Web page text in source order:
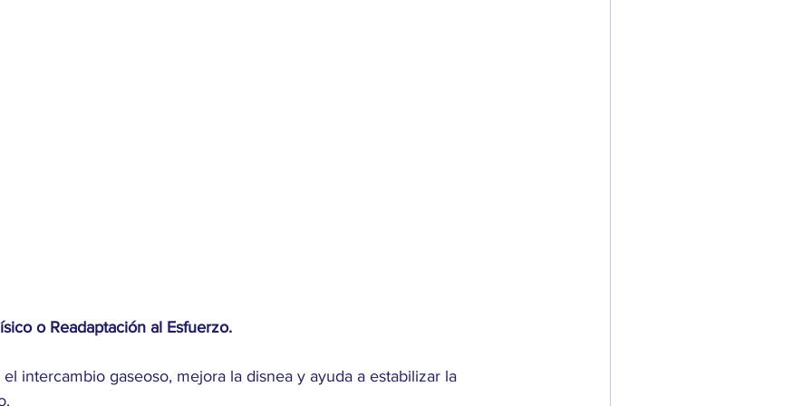
o Readaptación al Esfuerzo.
intercambio gaseoso, mejora la disnea y ayuda a estabilizar la